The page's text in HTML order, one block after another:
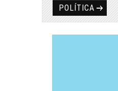
POLÍTICA